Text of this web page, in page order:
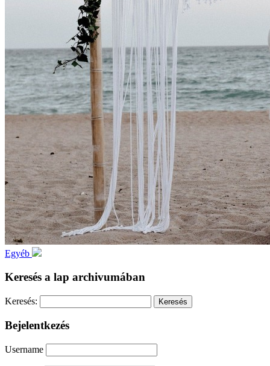
Egyéb
Keresés a lap archivumában
Keresés:
Bejelentkezés
Username